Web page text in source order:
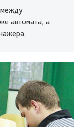
между
автомата, а